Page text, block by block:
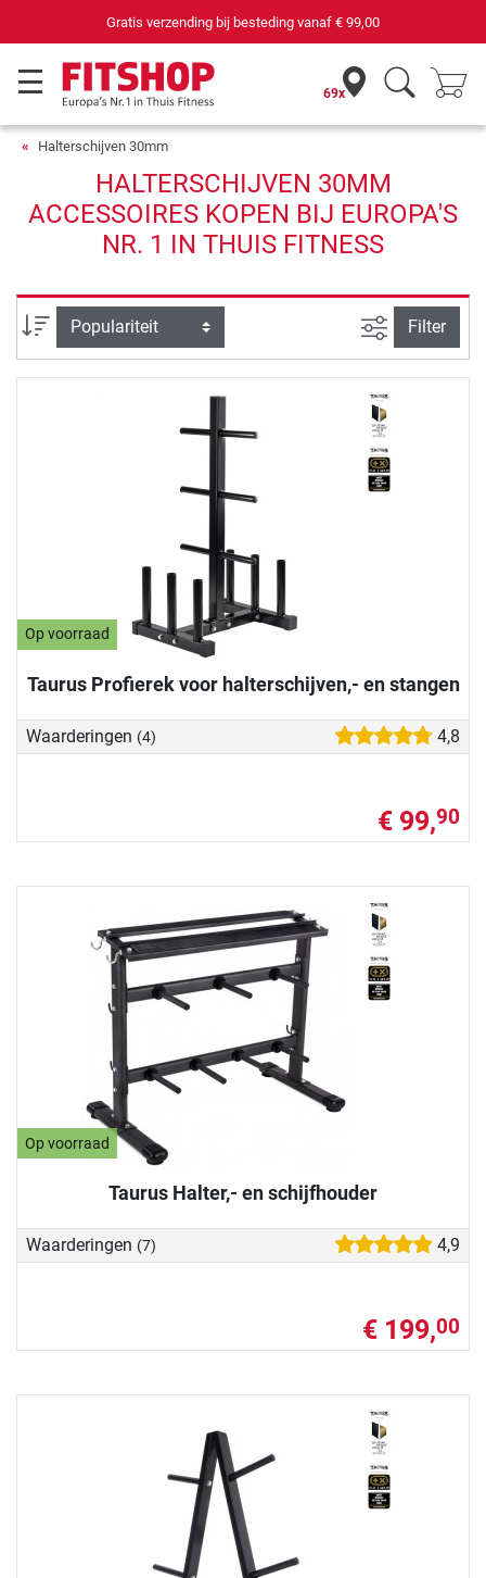
Gratis verzending bij besteding vanaf € 99,00
69x
Halterschijven 30mm
HALTERSCHIJVEN 30MM
ACCESSOIRES KOPEN BIJ EUROPA'S
NR. 1 IN THUIS FITNESS
Sortering Zoeken
Filter
Op voorraad
Taurus Profierek voor halterschijven,- en stangen
Waarderingen (4) 4,8
€ 99,90
Op voorraad
Taurus Halter,- en schijfhouder
Waarderingen (7) 4,9
€ 199,00